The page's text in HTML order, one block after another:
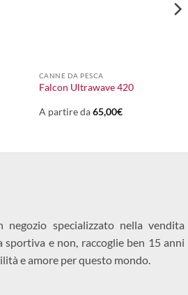
CANNE DA PESCA
Falcon Ultrawave 420
A partire da65,00€
specializzato nella vendita
sportiva e non, raccoglie ben 15 anni
e amore per questo mondo.